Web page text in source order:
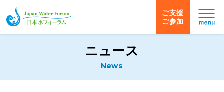
日本水フォーラム
ご支援
ご参加
ニュース
News